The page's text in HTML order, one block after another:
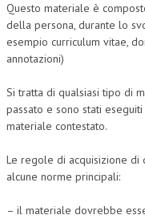
PRASSI
AMMINISTRATIVA
GIURISPRUDENZA
EUROPEA
COSTITUZIONALE
Questo materiale è
della persona, durante lo
esempio curriculum vitae,
annotazioni)
Si tratta di qualsiasi tipo di
passato e sono stati
materiale contestato.
Le regole di acquisizione di
alcune norme principali:
– il materiale dovrebbe